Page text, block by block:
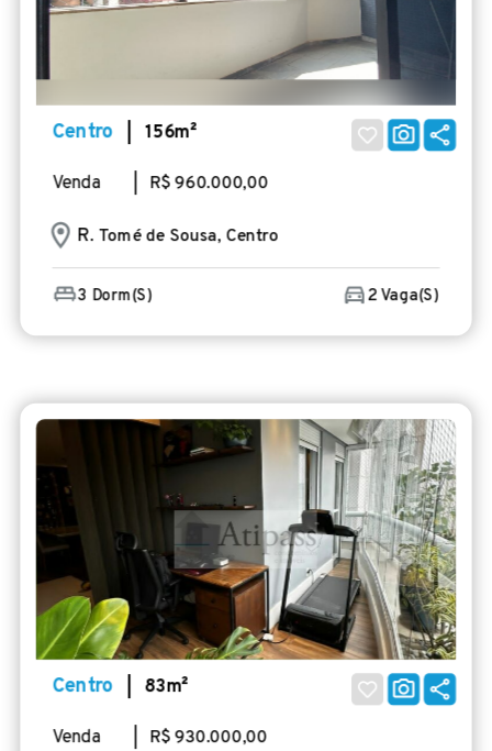
Centro | 156m²
Venda | R$ 960.000,00
R. Tomé de Sousa, Centro
3 Dorm(s) 2 Vaga(s)
Centro | 83m²
Venda | R$ 930.000,00